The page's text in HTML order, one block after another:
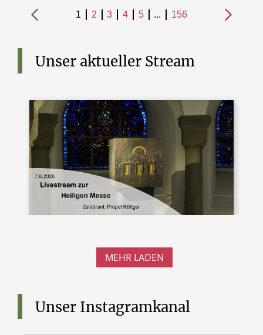
1 2 3 4 5 ... 156
Unser aktueller Stream
Die Feier der
MEHR LADEN
Unser Instagramkanal